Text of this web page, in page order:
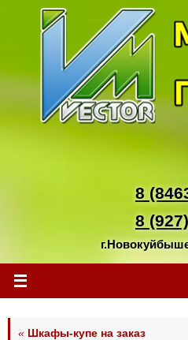
Перейти
8
8
« Шкафы-купе на заказ